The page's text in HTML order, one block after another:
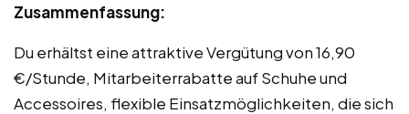
Zusammenfassung:
Du erhältst eine attraktive Vergütung von 16,90
€/Stunde, Mitarbeiterrabatte auf Schuhe und
Accessoires, flexible Einsatzmöglichkeiten, die sich